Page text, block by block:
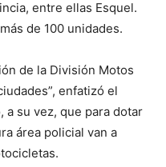
entre ellas Esquel.
de 100 unidades.
de la División Motos
enfatizó el
a su vez, que para dotar
área policial van a